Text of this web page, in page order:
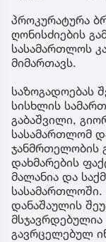
პროკურატურა
ღონისძიების
სასამართლოს
მიმართავს.
საზოგადოებას
სისხლის
გაბაშვილი,
სასამართლომ
ჯანმრთელობის
დახმარების
მალანია და
სასამართლოში.
დანაშაულის
მსჯავრდებულია
გავრცელებულ